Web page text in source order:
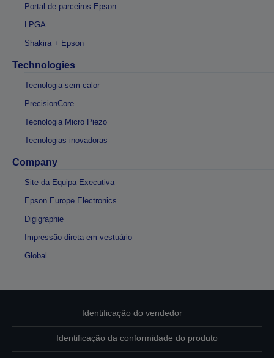
Portal de parceiros Epson
LPGA
Shakira + Epson
Technologies
Tecnologia sem calor
PrecisionCore
Tecnologia Micro Piezo
Tecnologias inovadoras
Company
Site da Equipa Executiva
Epson Europe Electronics
Digigraphie
Impressão direta em vestuário
Global
Identificação do vendedor
Identificação da conformidade do produto